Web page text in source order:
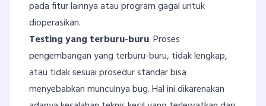
pada fitur lainnya atau program gagal untuk
dioperasikan.
Testing yang terburu-buru. Proses
pengembangan yang terburu-buru, tidak lengkap,
atau tidak sesuai prosedur standar bisa
menyebabkan munculnya bug. Hal ini dikarenakan